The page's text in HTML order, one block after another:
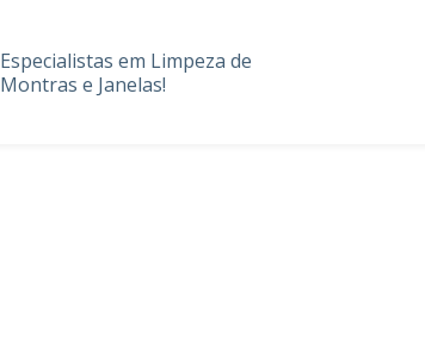
Especialistas em Limpeza de
Montras e Janelas!